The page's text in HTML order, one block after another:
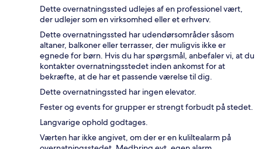
Dette overnatningssted udlejes af en professionel vært,
der udlejer som en virksomhed eller et erhverv.
Dette overnatningssted har udendørsområder såsom
altaner, balkoner eller terrasser, der muligvis ikke er
egnede for børn. Hvis du har spørgsmål, anbefaler vi, at du
kontakter overnatningsstedet inden ankomst for at
bekræfte, at de har et passende værelse til dig.
Dette overnatningssted har ingen elevator.
Fester og events for grupper er strengt forbudt på stedet.
Langvarige ophold godtages.
Værten har ikke angivet, om der er en kuliltealarm på